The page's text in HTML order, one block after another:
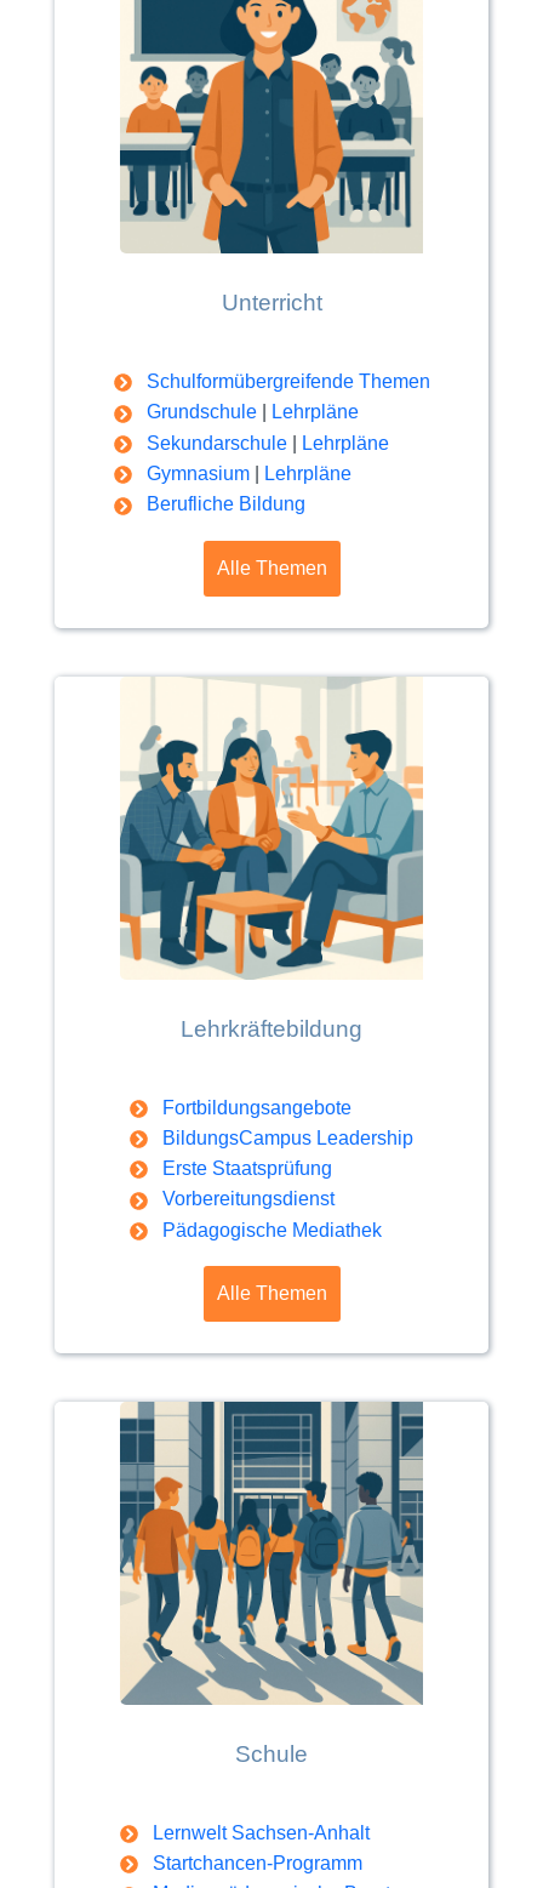
Unterricht
Schulformübergreifende Themen
Grundschule|
Lehrpläne
Sekundarschule|
Lehrpläne
Gymnasium|
Lehrpläne
Berufliche Bildung
Alle Themen
Lehrkräftebildung
Fortbildungsangebote
BildungsCampus Leadership
Erste Staatsprüfung
Vorbereitungsdienst
Pädagogische Mediathek
Alle Themen
Schule
Lernwelt Sachsen-Anhalt
Startchancen-Programm